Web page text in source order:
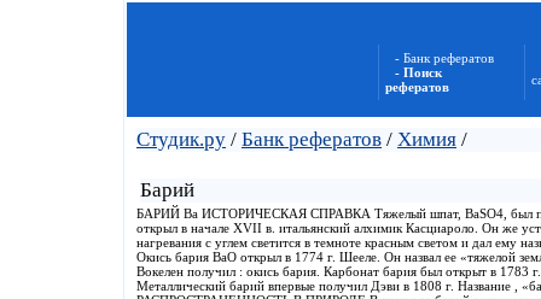
- Банк рефератов
- Поиск
рефератов
Студик.ру / Банк рефератов / Химия /
Барий
БАРИЙ Ва ИСТОРИЧЕСКАЯ СПРАВКА Тяжелый шпат, BaSO4, был
открыл в начале XVII в. итальянский алхимик Касциароло. Он же
нагревания с углем светится в темноте красным светом и дал ему
Окись бария ВаО открыл в 1774 г. Шееле. Он назвал ее «тяжелой
Вокелен получил : окись бария. Карбонат бария был открыт в 1783
Металлический барий впервые получил Дэви в 1808 г. Название ,